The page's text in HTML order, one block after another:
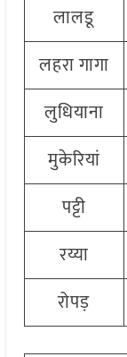
लालडू
लहरा गागा
लुधियाना
मुकेरियां
पट्टी
रय्या
रोपड़